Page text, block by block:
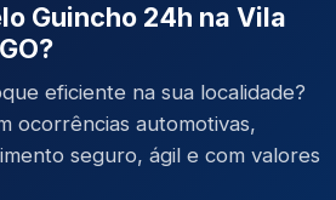
Guincho 24h na Vila
eficiente na sua localidade?
ocorrências automotivas,
seguro, ágil e com valores